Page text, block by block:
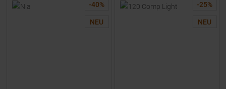
-40%
NEU
-25%
NEU